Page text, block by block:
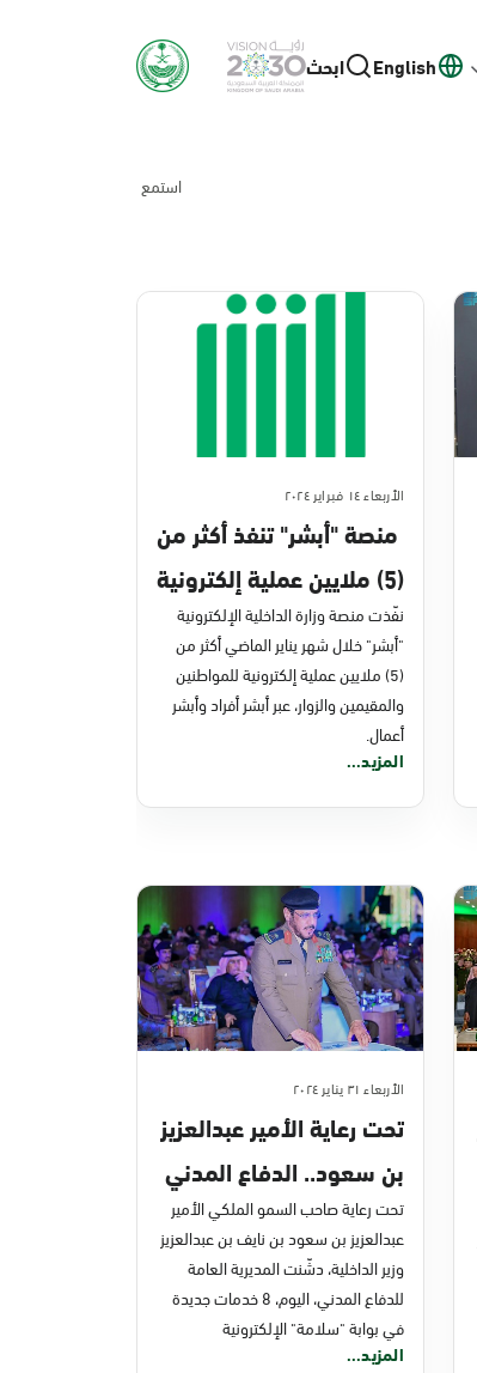
English ابحث
استمع
الأربعاء ١٤ فبراير ٢٠٢٤
منصة "أبشر" تنفذ أكثر من
(5) ملايين عملية إلكترونية
في يناير 2024
نفّذت منصة وزارة الداخلية الإلكترونية
"أبشر" خلال شهر يناير الماضي أكثر من
(5) ملايين عملية إلكترونية للمواطنين
والمقيمين والزوار، عبر أبشر أفراد وأبشر
أعمال.
المزيد...
الأربعاء ٣١ يناير ٢٠٢٤
تحت رعاية الأمير عبدالعزيز
بن سعود.. الدفاع المدني
يدشّن 8 خدمات جديدة
في بوابة "سلامة"
الإلكترونية
تحت رعاية صاحب السمو الملكي الأمير
عبدالعزيز بن سعود بن نايف بن عبدالعزيز
وزير الداخلية، دشّنت المديرية العامة
للدفاع المدني، اليوم، 8 خدمات جديدة
في بوابة "سلامة" الإلكترونية
المزيد...